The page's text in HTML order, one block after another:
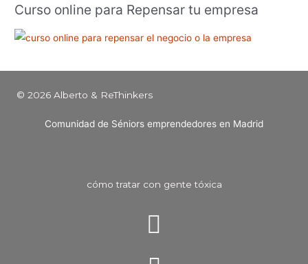
Curso online para Repensar tu empresa
© 2026 Alberto & ReThinkers
Comunidad de Séniors emprendedores en Madrid
cómo tratar con gente tóxica